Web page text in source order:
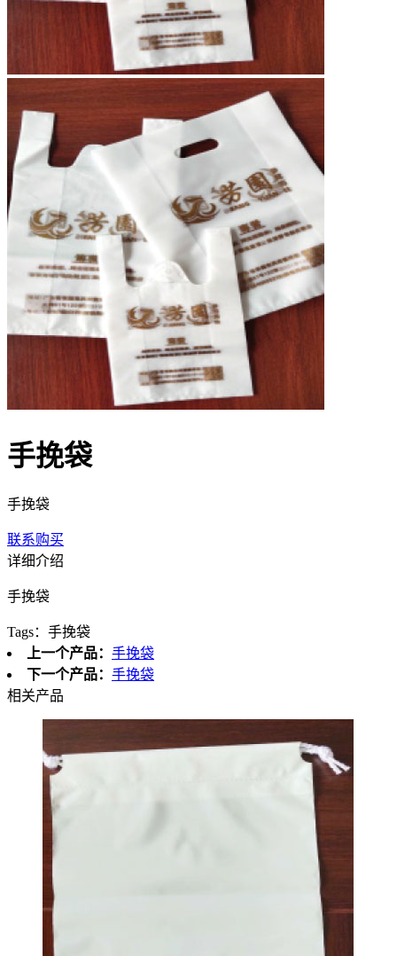
手挽袋
手挽袋
联系购买
详细介绍
手挽袋
Tags： 手挽袋
上一个产品： 手挽袋
下一个产品： 手挽袋
相关产品